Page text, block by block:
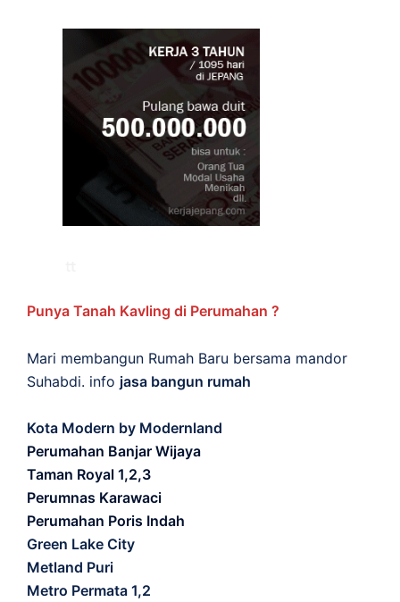
Punya Tanah Kavling di Perumahan ?
Mari membangun Rumah Baru bersama mandor
Suhabdi. info jasa bangun rumah
Kota Modern by Modernland
Perumahan Banjar Wijaya
Taman Royal 1,2,3
Perumnas Karawaci
Perumahan Poris Indah
Green Lake City
Metland Puri
Metro Permata 1,2